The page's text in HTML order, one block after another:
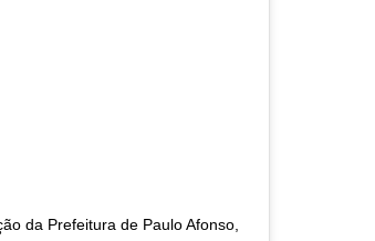
da Prefeitura de Paulo Afonso,